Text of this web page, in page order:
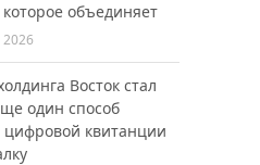
объединяет
2026
Восток стал
один способ
цифровой квитанции